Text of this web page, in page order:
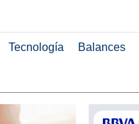
Tecnología Balances